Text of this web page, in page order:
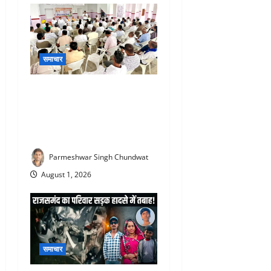
समाचार
Parmeshwar Singh Chundwat
August 1, 2026
समाचार